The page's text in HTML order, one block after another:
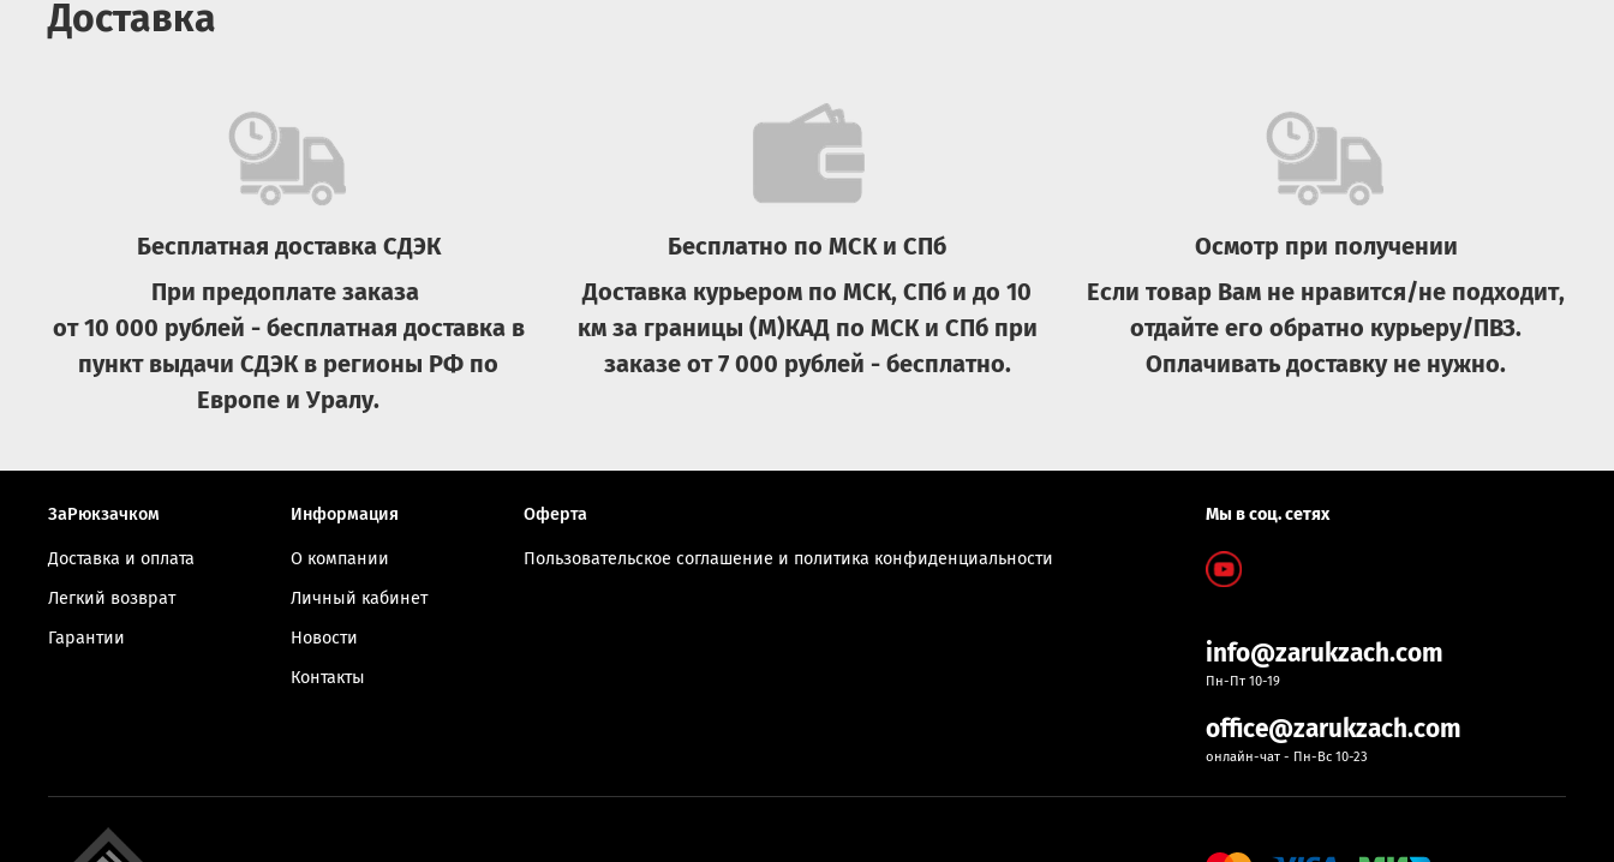
Доставка
Бесплатная доставка СДЭК
При предоплате заказа
от 10 000 рублей - бесплатная доставка в
пункт выдачи СДЭК в регионы РФ по
Европе и Уралу.
Бесплатно по МСК и СПб
Доставка курьером по МСК, СПб и до 10
км за границы (М)КАД по МСК и СПб при
заказе от 7 000 рублей - бесплатно.
Осмотр при получении
Если товар Вам не нравится/не подходит,
отдайте его обратно курьеру/ПВЗ.
Оплачивать доставку не нужно.
ЗаРюкзачком
Доставка и оплата
Легкий возврат
Гарантии
Информация
О компании
Личный кабинет
Новости
Контакты
Оферта
Пользовательское соглашение и политика конфиденциальности
Мы в соц. сетях
info@zarukzach.com
Пн-Пт 10-19
office@zarukzach.com
онлайн-чат - Пн-Вс 10-23